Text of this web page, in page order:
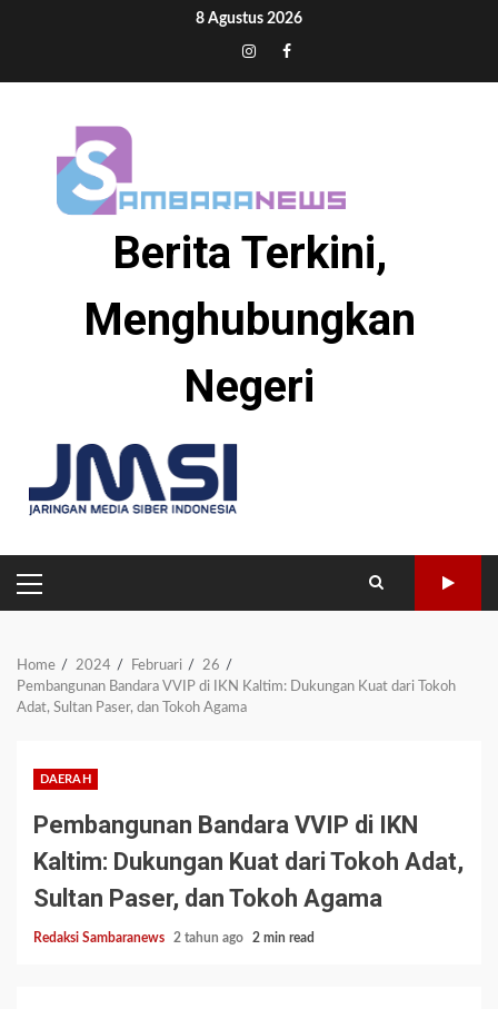
8 Agustus 2026
Tiktok
InstagramFacebook
Berita Terkini,
Menghubungkan
Negeri
PRIMARY
MENU
Home 2024 Februari
26
Pembangunan Bandara VVIP di IKN Kaltim: Dukungan Kuat dari Tokoh
Adat, Sultan Paser, dan Tokoh Agama
DAERAH
Pembangunan Bandara VVIP di IKN
Kaltim: Dukungan Kuat dari Tokoh Adat,
Sultan Paser, dan Tokoh Agama
Redaksi Sambaranews 2 tahun ago 2 min read